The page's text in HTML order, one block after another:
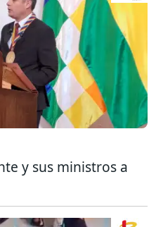
y sus ministros a